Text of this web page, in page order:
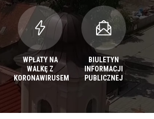
WPŁATY NA
WALKĘ Z
KORONAWIRUSEM
BIULETYN
INFORMACJI
PUBLICZNEJ